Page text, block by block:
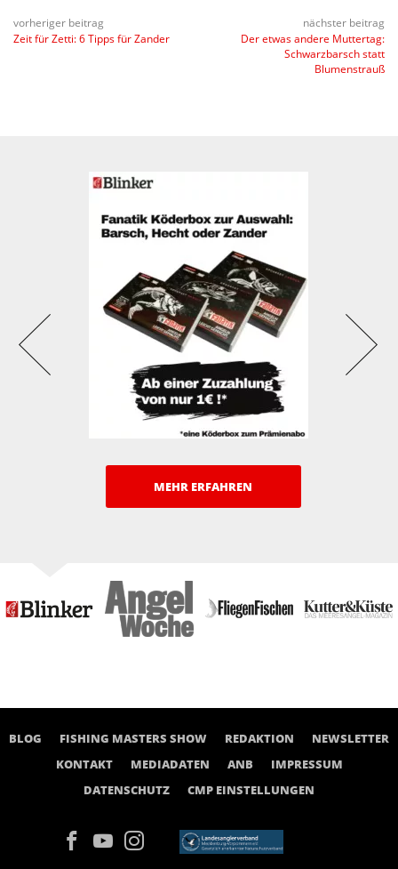
vorheriger beitrag
Zeit für Zetti: 6 Tipps für Zander
nächster beitrag
Der etwas andere Muttertag:
Schwarzbarsch statt
Blumenstrauß
MEHR ERFAHREN
BLOG FISHING MASTERS SHOW REDAKTION
NEWSLETTER
KONTAKT
MEDIADATEN ANB
IMPRESSUM
DATENSCHUTZ
CMP EINSTELLUNGEN